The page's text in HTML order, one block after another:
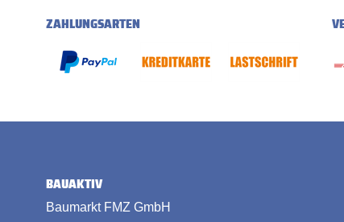
ZAHLUNGSARTEN
BAUAKTIV
Baumarkt FMZ GmbH